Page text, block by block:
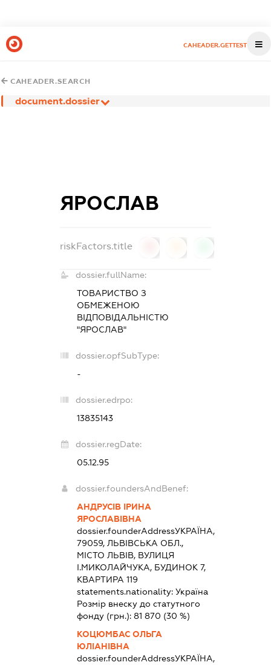
CAHEADER.GETTEST
CAHEADER.SEARCH
document.dossier
ЯРОСЛАВ
riskFactors.title
dossier.fullName:
ТОВАРИСТВО З
ОБМЕЖЕНОЮ
ВІДПОВІДАЛЬНІСТЮ
"ЯРОСЛАВ"
dossier.opfSubType:
-
dossier.edrpo:
13835143
dossier.regDate:
05.12.95
dossier.foundersAndBenef:
АНДРУСІВ ІРИНА
ЯРОСЛАВІВНА
dossier.founderAddressУКРАЇНА,
79059, ЛЬВІВСЬКА ОБЛ.,
МІСТО ЛЬВІВ, ВУЛИЦЯ
І.МИКОЛАЙЧУКА, БУДИНОК 7,
КВАРТИРА 119
statements.nationality:Україна
Розмір внеску до статутного
фонду (грн.):81 870 (30 %)
КОЦЮМБАС ОЛЬГА
ЮЛІАНІВНА
dossier.founderAddressУКРАЇНА,